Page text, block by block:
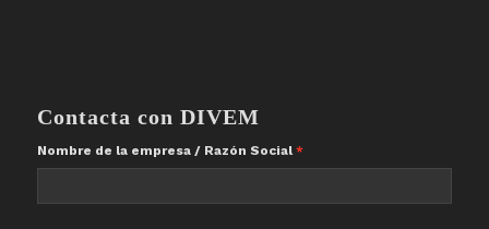
Contacta con DIVEM
Nombre de la empresa / Razón Social